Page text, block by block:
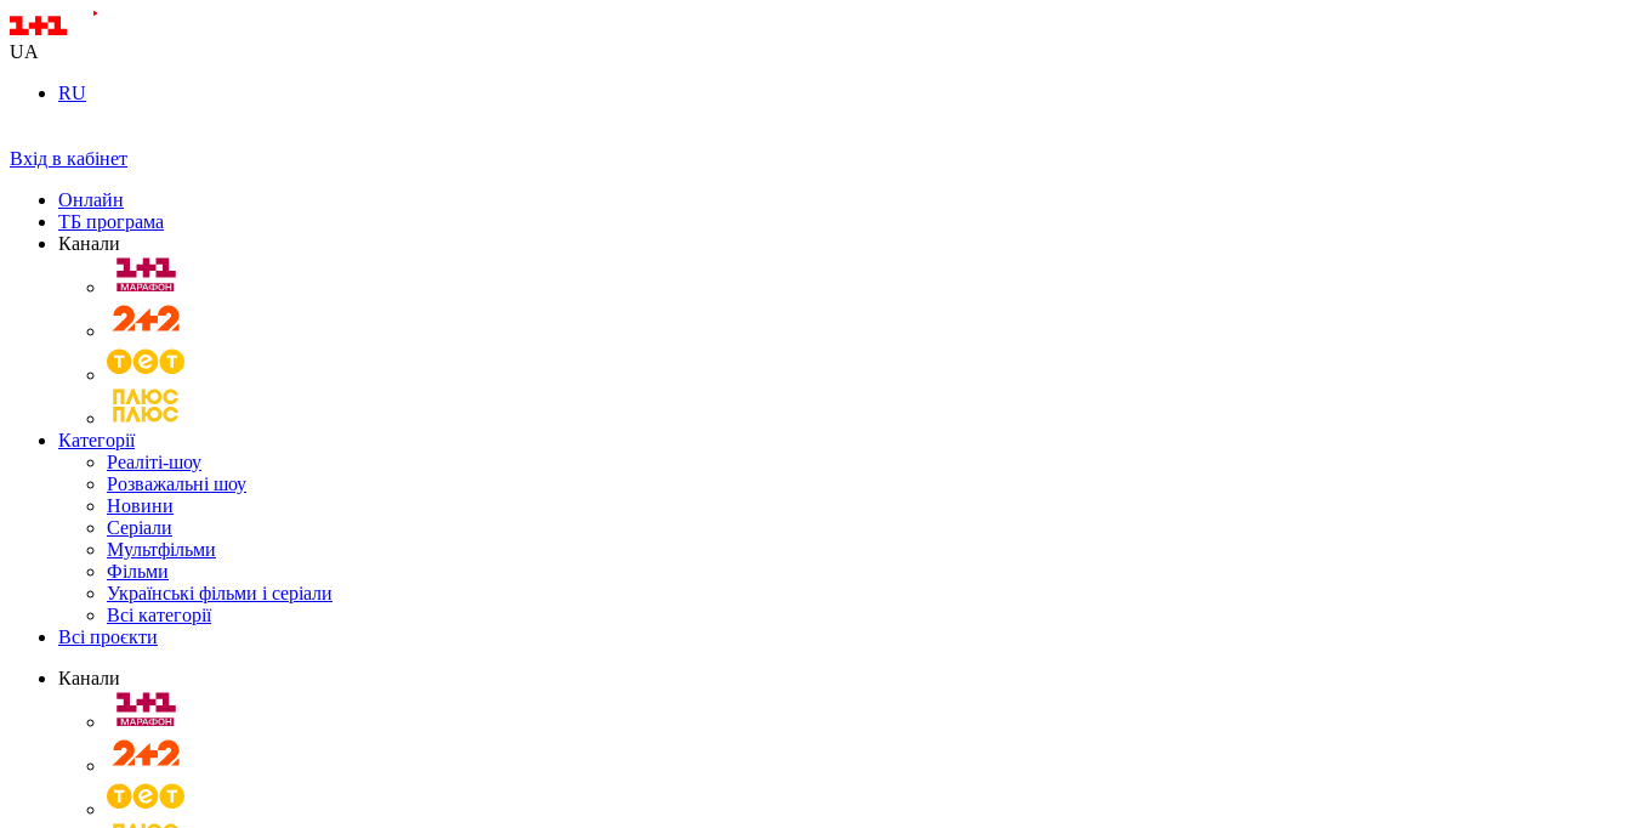
UA
RU
Вхід в кабінет
Онлайн
ТБ програма
Канали
Категорії
Реаліті-шоу
Розважальні шоу
Новини
Серіали
Мультфільми
Фільми
Українські фільми і серіали
Всі категорії
Всі проєкти
Канали